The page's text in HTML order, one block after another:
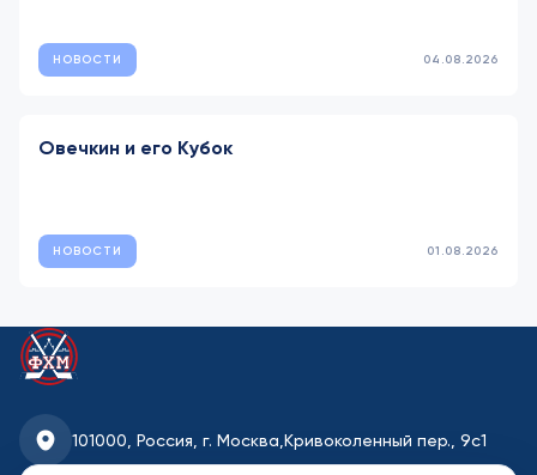
НОВОСТИ 04.08.2026
Овечкин и его Кубок
НОВОСТИ 01.08.2026
101000, Россия, г. Москва, Кривоколенный пер., 9с1